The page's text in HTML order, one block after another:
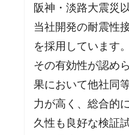
阪神・淡路大震災
当社開発の耐震性
を採用しています
その有効性が認め
果において他社同
力が高く、総合的
久性も良好な検証